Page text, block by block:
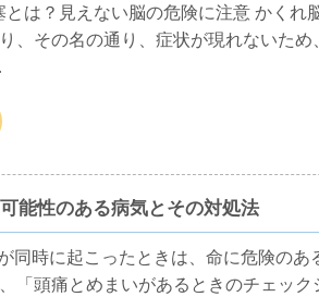
とは？見えない脳の危険に注意 かくれ
、その名の通り、症状が現れないた
能性のある病気とその対処法
同時に起こったときは、命に危険のあ
「頭痛とめまいがあるときのチェッ